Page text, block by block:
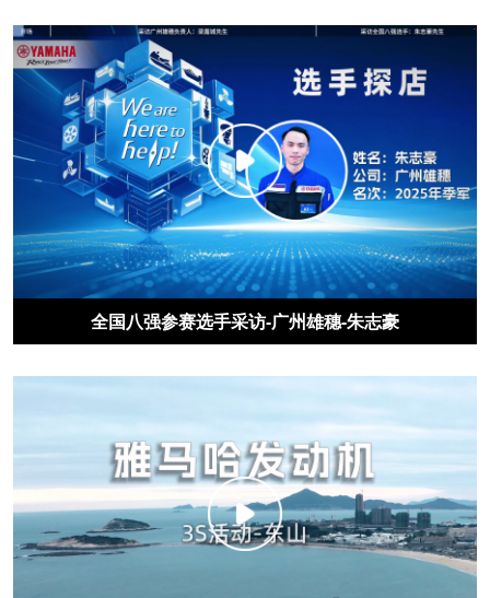
全国八强参赛选手采访-广州雄穗-朱志豪